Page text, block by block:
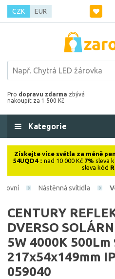
CZK EUR
Pro dopravu zdarma zbývá
nakoupit za 1 500 Kč
Kategorie
Získejte více světla za méně
54UQD4:: nad 10 000 Kč 7% sleva
sleva kód
Nástěnná svítidla
CENTURY
DVERSO
5W 4000K 500Lm
217x54x149mm
059040